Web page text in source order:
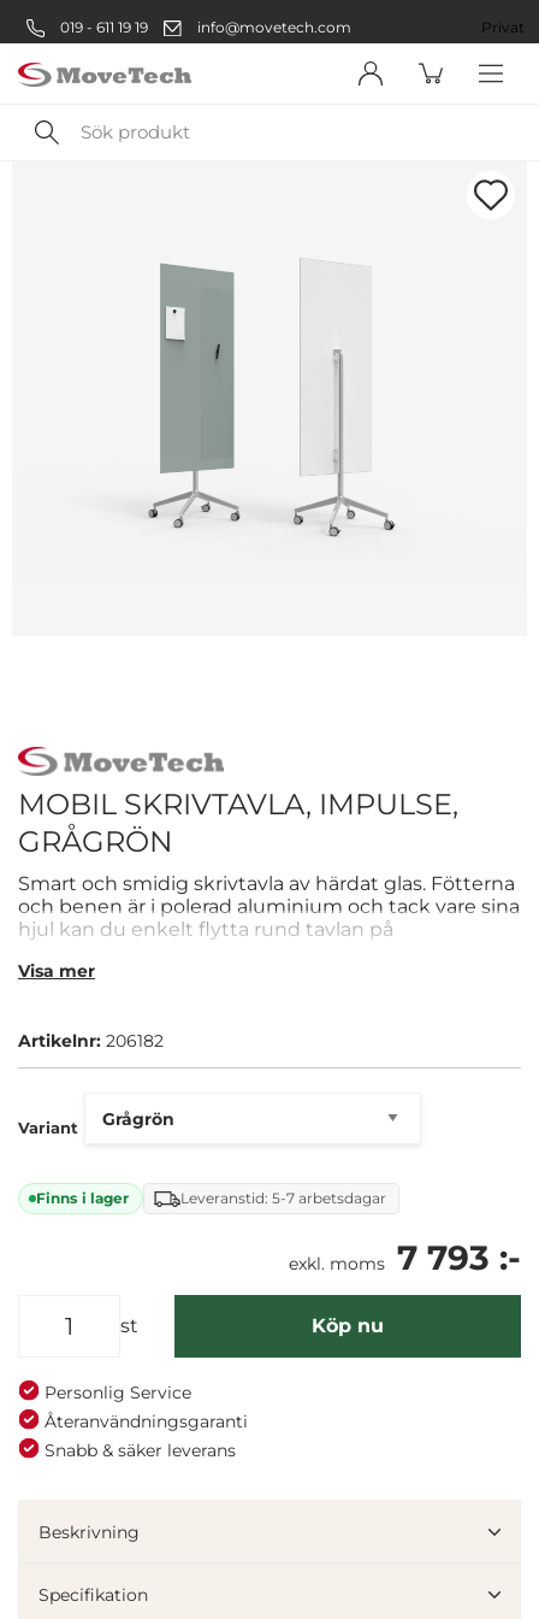
och annonserna till användarna, tillhandahålla funktioner
vidarebefordrar även sådana identifierare och annan
019 - 611 19 19 info@movetech.com Privat
Sök
produkt
MOBIL SKRIVTAVLA, IMPULSE,
GRÅGRÖN
Smart och smidig skrivtavla av härdat glas. Fötterna
och benen är i polerad aluminium och tack vare sina
hjul kan du enkelt flytta rund tavlan på
Visa mer
Artikelnr: 206182
Variant
Finns i lager Leveranstid: 5-7 arbetsdagar
exkl. moms 7 793 :-
st Köp nu
Personlig Service
Återanvändningsgaranti
Snabb & säker leverans
Beskrivning
Specifikation
handla: